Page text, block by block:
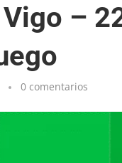
–
0 comentarios